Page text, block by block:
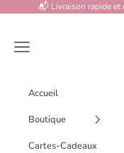
Passer au contenu📬 Livraison rapide et
Menu
Accueil
Boutique
Cartes-Cadeaux